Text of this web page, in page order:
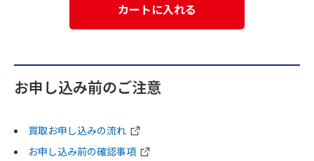
カートに入れる
お申し込み前のご注意
買取お申し込みの流れ
お申し込み前の確認事項